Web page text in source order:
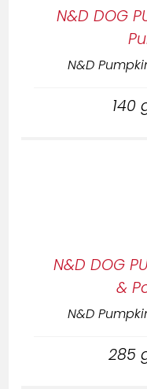
N&D DOG
N&D
140
N&D DOG
&
N&D
285